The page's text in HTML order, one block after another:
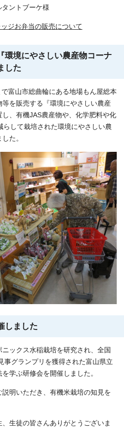
タントブーケ様
ジお弁当の販売について
環境にやさしい農産物コーナ
した
富山市総曲輪にある地場もん屋総本
を販売する『環境にやさしい農産
、有機JAS農産物や、化学肥料や化
して栽培された環境にやさしい農
た。
しました
ニックス水稲栽培を研究され、全国
事グランプリを獲得された富山県立
学ぶ研修会を開催しました。
明いただき、有機米栽培の知見を
生徒の皆さんありがとうございま